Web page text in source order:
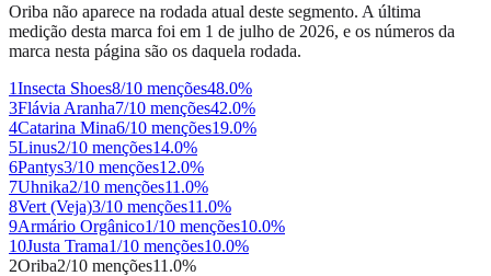
Oriba não aparece na rodada atual deste segmento. A última
medição desta marca foi em 1 de julho de 2026, e os números da
marca nesta página são os daquela rodada.
1Insecta Shoes8/10 menções48.0%
3Flávia Aranha7/10 menções42.0%
4Catarina Mina6/10 menções19.0%
5Linus2/10 menções14.0%
6Pantys3/10 menções12.0%
7Uhnika2/10 menções11.0%
8Vert (Veja)3/10 menções11.0%
9Armário Orgânico1/10 menções10.0%
10Justa Trama1/10 menções10.0%
2Oriba2/10 menções11.0%